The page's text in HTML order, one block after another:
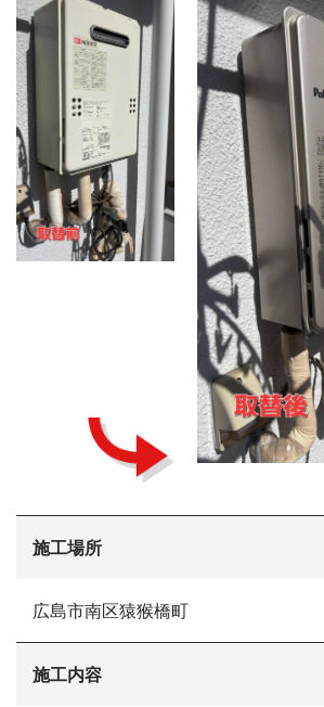
会社概要
選ばれる理由
施工事例
現場ブログ
リフォームの流れ
リフォームQ&A
お電話でお気軽にお問い合わせください
施工場所
広島市南区猿猴橋町
施工内容